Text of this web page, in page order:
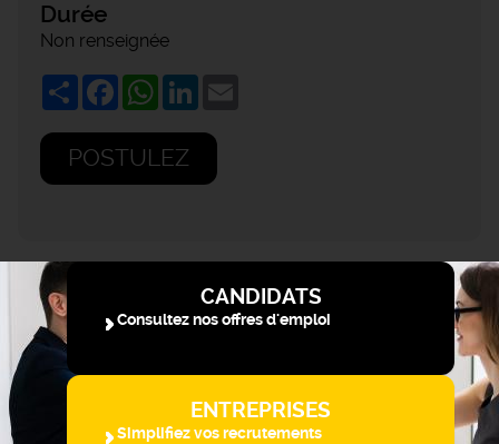
Durée
Non renseignée
ShareFacebookWhatsApp
LinkedIn
POSTULEZ
CANDIDATS
Consultez nos offres d'emploi
ENTREPRISES
Simplifiez vos recrutements